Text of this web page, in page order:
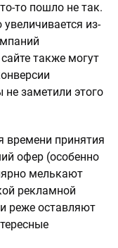
то пошло не так.
из-
также могут
заметили этого
времени принятия
офер (особенно
мелькают
рекламной
реже оставляют